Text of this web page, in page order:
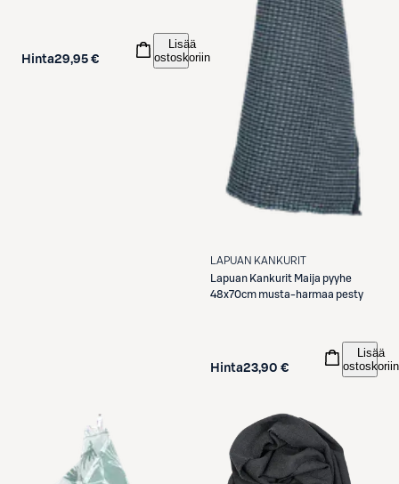
Hinta29,95 €
Lisää
ostoskoriin
LAPUAN KANKURIT
Lapuan Kankurit Maija pyyhe
48x70cm musta-harmaa pesty
Hinta23,90 €
Lisää
ostoskoriin